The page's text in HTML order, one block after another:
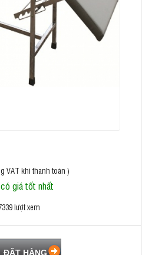
VAT khi thanh toán )
giá tốt nhất
lượt xem